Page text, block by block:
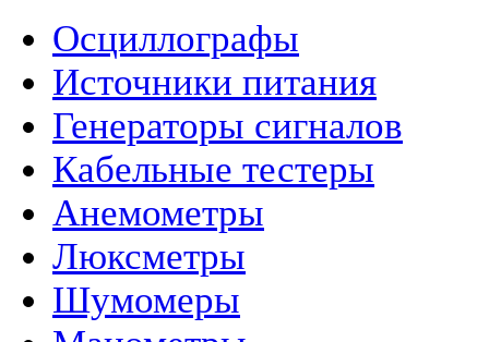
Осциллографы
Источники питания
Генераторы сигналов
Кабельные тестеры
Анемометры
Люксметры
Шумомеры